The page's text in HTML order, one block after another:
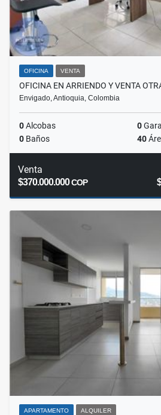
OFICINA VENTA
OFICINA EN ARRIENDO Y VENTA
Envigado, Antioquia, Colombia
0Alcobas 0
0 Baños 40
Venta
$370.000.000COP
APARTAMENTO ALQUILER